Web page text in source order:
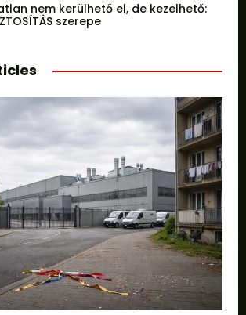
nem kerülhető el, de kezelhető:
szerepe